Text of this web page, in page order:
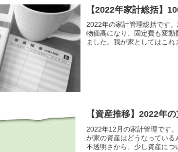
【2022年家計総括】
2022年の家計管理総括です
物価高になり、固定費も変動
ました。我が家としてはこれ
【資産推移】2022年
2022年12月の家計管理です
が家の資産はどうなってい
不透明さから、少し資産につ